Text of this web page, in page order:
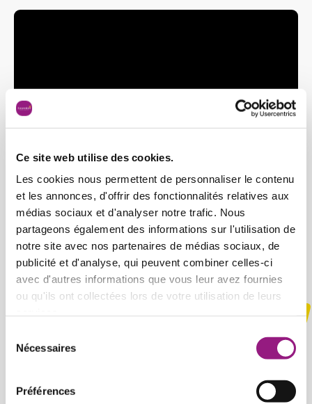
Ce site web utilise des cookies.
Les cookies nous permettent de personnaliser le contenu
et les annonces, d'offrir des fonctionnalités relatives aux
médias sociaux et d'analyser notre trafic. Nous
partageons également des informations sur l'utilisation de
notre site avec nos partenaires de médias sociaux, de
publicité et d'analyse, qui peuvent combiner celles-ci
avec d'autres informations que vous leur avez fournies
ou qu'ils ont collectées lors de votre utilisation de leurs
Nécessaires
Préférences
Unsere Crèche in Bildern